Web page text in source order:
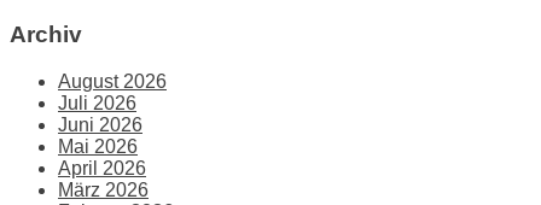
Archiv
August 2026
Juli 2026
Juni 2026
Mai 2026
April 2026
März 2026